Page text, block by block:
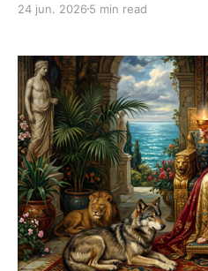
24 jun. 2026 5 min read